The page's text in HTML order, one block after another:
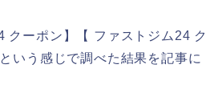
クーポン】【 ファストジム24 ク
いう感じで調べた結果を記事に